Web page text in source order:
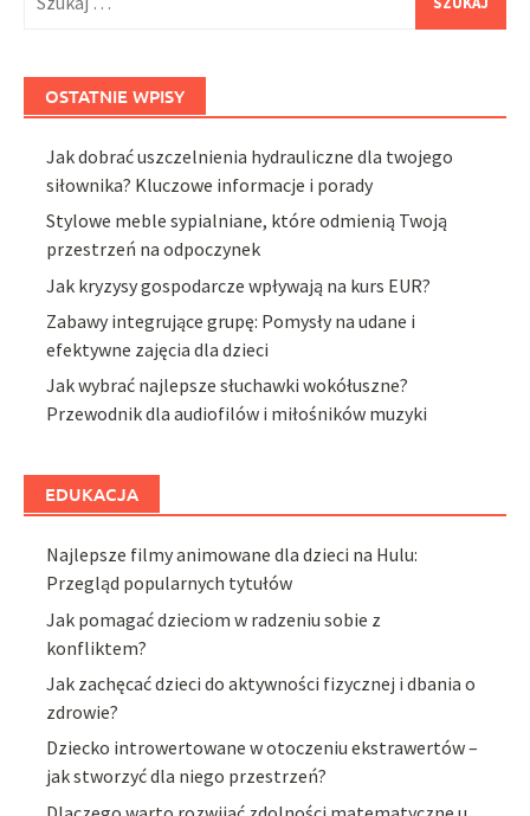
OSTATNIE WPISY
Jak dobrać uszczelnienia hydrauliczne dla twojego
siłownika? Kluczowe informacje i porady
Stylowe meble sypialniane, które odmienią Twoją
przestrzeń na odpoczynek
Jak kryzysy gospodarcze wpływają na kurs EUR?
Zabawy integrujące grupę: Pomysły na udane i
efektywne zajęcia dla dzieci
Jak wybrać najlepsze słuchawki wokółuszne?
Przewodnik dla audiofilów i miłośników muzyki
EDUKACJA
Najlepsze filmy animowane dla dzieci na Hulu:
Przegląd popularnych tytułów
Jak pomagać dzieciom w radzeniu sobie z
konfliktem?
Jak zachęcać dzieci do aktywności fizycznej i dbania o
zdrowie?
Dziecko introwertowane w otoczeniu ekstrawertów –
jak stworzyć dla niego przestrzeń?